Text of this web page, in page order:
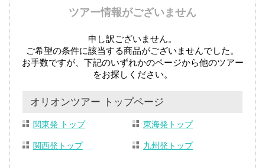
ツアー情報がございません
申し訳ございません。
ご希望の条件に該当する商品がございませんでした。
お手数ですが、下記のいずれかのページから他のツアー
をお探しください。
オリオンツアー トップページ
関東発 トップ 東海発トップ
関西発トップ 九州発トップ